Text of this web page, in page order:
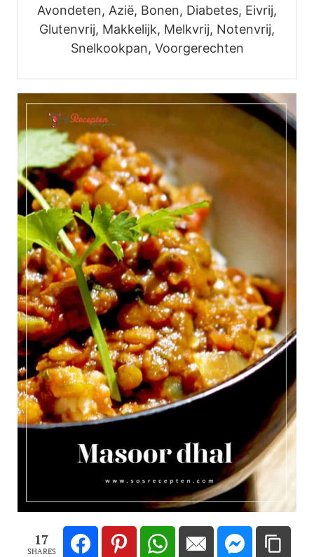
Avondeten, Azië, Bonen, Diabetes, Eivrij,
Glutenvrij, Makkelijk, Melkvrij, Notenvrij,
Snelkookpan, Voorgerechten
17
SHARES